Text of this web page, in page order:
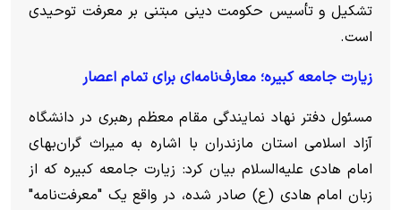
تشکیل و تأسیس حکومت دینی مبتنی بر معرفت توحیدی
است.
زیارت جامعه کبیره؛ معارف‌نامه‌ای برای تمام اعصار
مسئول دفتر نهاد نمایندگی مقام معظم رهبری در دانشگاه
آزاد اسلامی استان مازندران با اشاره به میراث گران‌بهای
امام هادی علیه‌السلام بیان کرد: زیارت جامعه کبیره که از
زبان امام هادی (ع) صادر شده، در واقع یک "معرفت‌نامه"